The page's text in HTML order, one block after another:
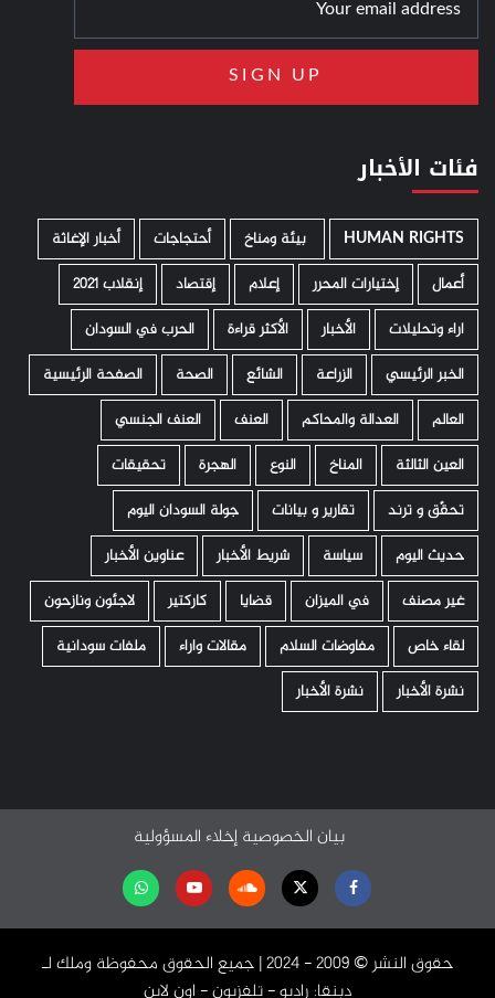
فئات الأخبار
HUMAN RIGHTS ­ بيئة ومناخ أحتجاجات
أخبار الإغاثة
أعمال
إختيارات المحرر إعلام إقتصاد
إنقلاب 2021
اراء وتحليلات
الأخبار الأكثر قراءة
الحرب في السودان
الخبر الرئيسي
الزراعة الشائع الصحة
الصفحة الرئيسية
العالم
العدالة والمحاكم العنف
العنف الجنسي
العين الثالثة
المناخ النوع الهجرة
تحقيقات
تحقّق و ترند
تقارير و بيانات
جولة السودان اليوم
حديث اليوم
سياسة شريط الأخبار
عناوين الأخبار
غير مصنف
في الميزان قضايا كاركتير
لاجئون ونازحون
لقاء خاص
مفاوضات السلام مقالات واراء
ملفات سودانية
نشرة الأخبار
نشرة الأخبار
بيان الخصوصية إخلاء المسؤولية
Facebook
Twitter
Soundcloud
Youtubeتابعنا
واتساب
حقوق النشر ©️ 2009 - 2024 | جميع الحقوق محفوظة وملك لـ
دبنقا: راديو - تلفزيون - اون لاين